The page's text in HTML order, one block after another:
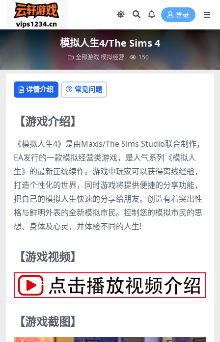
登录
模拟人生4/The Sims 4
全部游戏 模拟经营 150
详情介绍 常见问题
【游戏介绍】
《模拟人生4》是由Maxis/The Sims Studio联合制作，
EA发行的一款模拟经营类游戏，是人气系列《模拟人
生》的最新正统续作。游戏中玩家可以获得离线经验，
打造个性化的世界，同时游戏将提供便捷的分享功能，
把自己的模拟人生快速的分享给朋友。创造有着突出性
格与鲜明外表的全新模拟市民。控制您的模拟市民的思
想、身体及心灵，并体验不同的人生!
【游戏视频】
【游戏截图】